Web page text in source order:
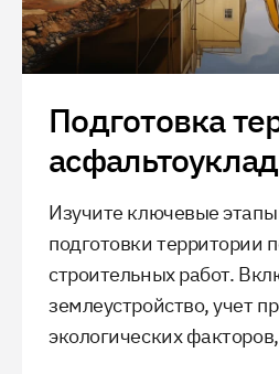
Подготовка
Изучите ключевые
подготовки территории
строительных работ.
землеустройство, учет
экологических